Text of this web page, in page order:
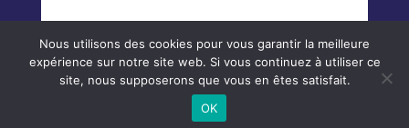
Nous utilisons des cookies pour vous garantir la meilleure
expérience sur notre site web. Si vous continuez à utiliser ce
site, nous supposerons que vous en êtes satisfait.
OK